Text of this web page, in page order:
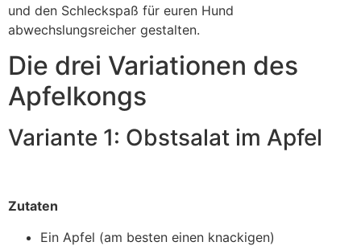
und den Schleckspaß für euren Hund
abwechslungsreicher gestalten.
Die drei Variationen des
Apfelkongs
Variante 1: Obstsalat im Apfel
Zutaten
Ein Apfel (am besten einen knackigen)